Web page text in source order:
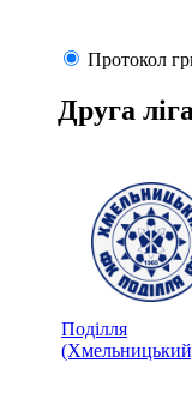
Протокол
Друга
Поділля